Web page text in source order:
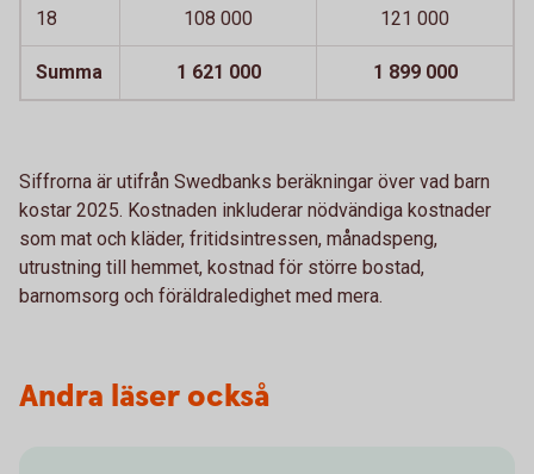
18 108 000 121 000
Summa 1 621 000 1 899 000
Siffrorna är utifrån Swedbanks beräkningar över vad barn
kostar 2025. Kostnaden inkluderar nödvändiga kostnader
som mat och kläder, fritidsintressen, månadspeng,
utrustning till hemmet, kostnad för större bostad,
barnomsorg och föräldraledighet med mera.
Andra läser också